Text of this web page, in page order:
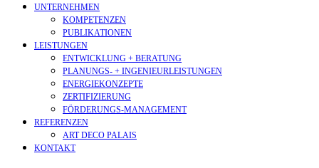
UNTERNEHMEN
KOMPETENZEN
PUBLIKATIONEN
LEISTUNGEN
ENTWICKLUNG + BERATUNG
PLANUNGS- + INGENIEURLEISTUNGEN
ENERGIEKONZEPTE
ZERTIFIZIERUNG
FÖRDERUNGS-MANAGEMENT
REFERENZEN
ART DECO PALAIS
KONTAKT